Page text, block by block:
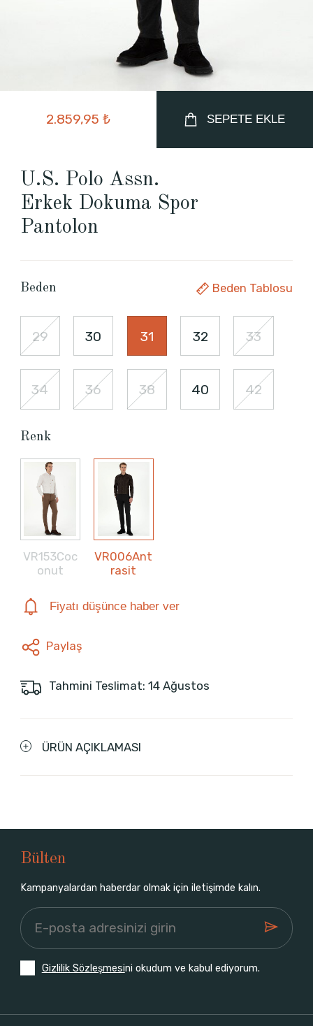
2.859,95 ₺ SEPETE EKLE
U.S. Polo Assn.
Erkek Dokuma Spor
Pantolon
Beden Beden Tablosu
29 30 31 32 33
34 36 38 40 42
Renk
VR153Coc
onut
VR006Ant
rasit
Fiyatı düşünce haber ver
Paylaş
Tahmini Teslimat: 14 Ağustos
ÜRÜN AÇIKLAMASI
Bülten
Kampanyalardan haberdar olmak için iletişimde kalın.
Gizlilik Sözleşmesini okudum ve kabul ediyorum.